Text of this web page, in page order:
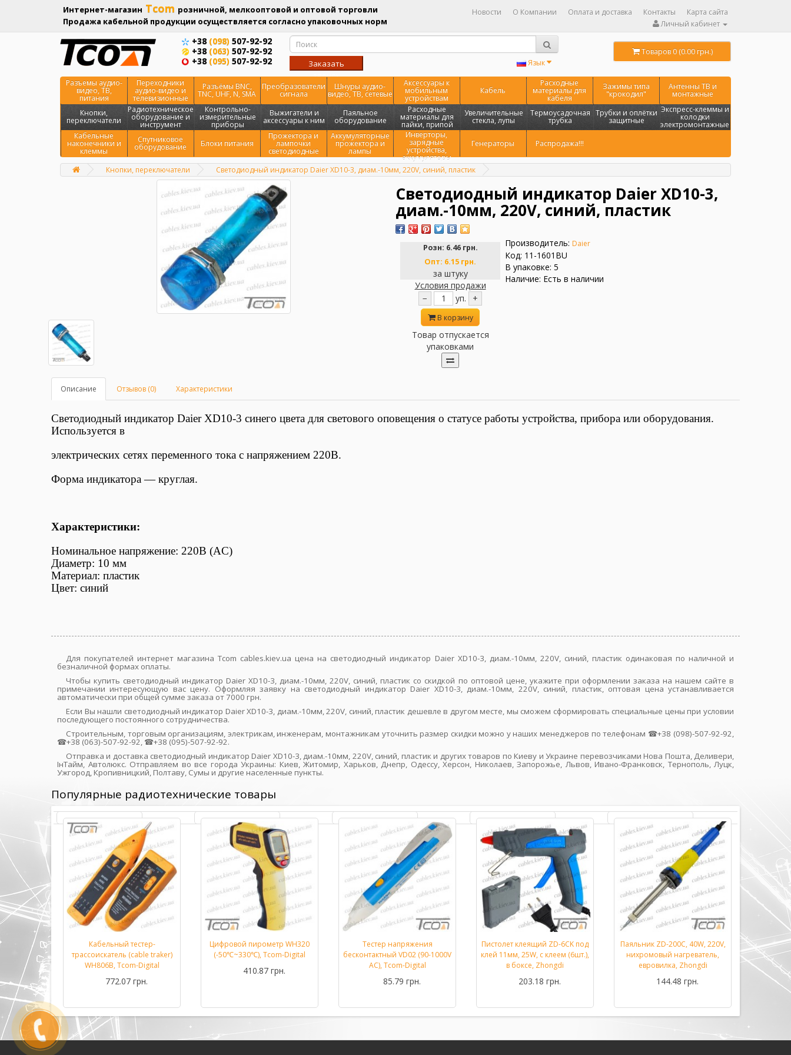
Интернет-магазин Tcom розничной, мелкооптовой и оптовой торговли
Продажа кабельной продукции осуществляется согласно упаковочных норм
Новости О Компании Оплата и доставка Контакты
Карта сайта
Личный кабинет
+38 (098) 507-92-92
+38 (063) 507-92-92
+38 (095) 507-92-92
Заказать
звонок
Язык
Товаров 0 (0.00 грн.)
Разъемы аудио-
видео, ТВ,
питания
Переходники
аудио-видео и
телевизионные
Разъёмы BNC,
TNC, UHF, N, SMA
Преобразователи
сигнала
Шнуры аудио-
видео, ТВ, сетевые
Аксессуары к
мобильным
устройствам
Кабель
Расходные
материалы для
кабеля
Зажимы типа
"крокодил"
Антенны ТВ и
монтажные
Кнопки,
переключатели
Радиотехническое
оборудование и
инструмент
Контрольно-
измерительные
приборы
Выжигатели и
аксессуары к ним
Паяльное
оборудование
Расходные
материалы для
пайки, припой
Увеличительные
стекла, лупы
Термоусадочная
трубка
Трубки и оплётки
защитные
Экспресс-клеммы и
колодки
электромонтажные
Кабельные
наконечники и
клеммы
Спутниковое
оборудование Блоки питания
Прожектора и
лампочки
светодиодные
Аккумуляторные
прожектора и
лампы
Инверторы,
зарядные
устройства,
аккумуляторы
Генераторы Распродажа!!!
Главная
Кнопки, переключатели Светодиодный индикатор Daier XD10-3, диам.-10мм, 220V, синий, пластик
Светодиодный индикатор Daier XD10-3,
диам.-10мм, 220V, синий, пластик
Розн: 6.46 грн.
Опт: 6.15 грн.
за штуку
Условия продажи
−
уп. +
В корзину
Товар отпускается
упаковками
Производитель: Daier
Код: 11-1601BU
В упаковке: 5
Наличие: Есть в наличии
Описание Отзывов (0) Характеристики
Светодиодный индикатор Daier XD10-3 синего цвета для светового оповещения о статусе работы устройства, прибора или оборудования.
Используется в
электрических сетях переменного тока с напряжением 220В.
Форма индикатора — круглая.
Характеристики:
Номинальное напряжение: 220В (АC)
Диаметр: 10 мм
Материал: пластик
Цвет: синий
Для покупателей интернет магазина Tcom cables.kiev.ua цена на светодиодный индикатор Daier XD10-3, диам.-10мм, 220V, синий, пластик одинаковая по наличной и
безналичной формах оплаты.
Чтобы купить светодиодный индикатор Daier XD10-3, диам.-10мм, 220V, синий, пластик со скидкой по оптовой цене, укажите при оформлении заказа на нашем сайте в
примечании интересующую вас цену. Оформляя заявку на светодиодный индикатор Daier XD10-3, диам.-10мм, 220V, синий, пластик, оптовая цена устанавливается
автоматически при общей сумме заказа от 7000 грн.
Если Вы нашли светодиодный индикатор Daier XD10-3, диам.-10мм, 220V, синий, пластик дешевле в другом месте, мы сможем сформировать специальные цены при условии
последующего постоянного сотрудничества.
Строительным, торговым организациям, электрикам, инженерам, монтажникам уточнить размер скидки можно у наших менеджеров по телефонам ☎+38 (098)-507-92-92,
☎+38 (063)-507-92-92, ☎+38 (095)-507-92-92.
Отправка и доставка светодиодный индикатор Daier XD10-3, диам.-10мм, 220V, синий, пластик и других товаров по Киеву и Украине перевозчиками Нова Пошта, Деливери,
ІнТайм, Автолюкс. Отправляем во все города Украины: Киев, Житомир, Харьков, Днепр, Одессу, Херсон, Николаев, Запорожье, Львов, Ивано-Франковск, Тернополь, Луцк,
Ужгород, Кропивницкий, Полтаву, Сумы и другие населенные пункты.
Популярные радиотехнические товары
DT33B
Digital
Подробнее...
Кабельный тестер-
трассоискатель (cable traker)
WH806B, Tcom-Digital
772.07 грн.
Подробнее...
Цифровой пирометр WH320
(-50℃~330℃), Tcom-Digital
410.87 грн.
Подробнее...
Тестер напряжения
бесконтактный VD02 (90-1000V
AC), Tcom-Digital
85.79 грн.
Подробнее...
Пистолет клеящий ZD-6CK под
клей 11мм, 25W, с клеем (6шт.),
в боксе, Zhongdi
203.18 грн.
Подробнее...
Паяльник ZD-200C, 40W, 220V,
нихромовый нагреватель,
евровилка, Zhongdi
144.48 грн.
Подробнее...70W